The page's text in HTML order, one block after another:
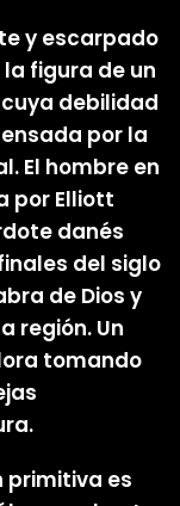
y escarpado
figura de un
debilidad
por la
El hombre en
por Elliott
danés
del siglo
de Dios y
región. Un
tomando
primitiva es